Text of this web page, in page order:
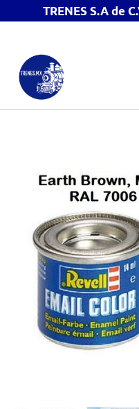
TRENES S.A de
contenido